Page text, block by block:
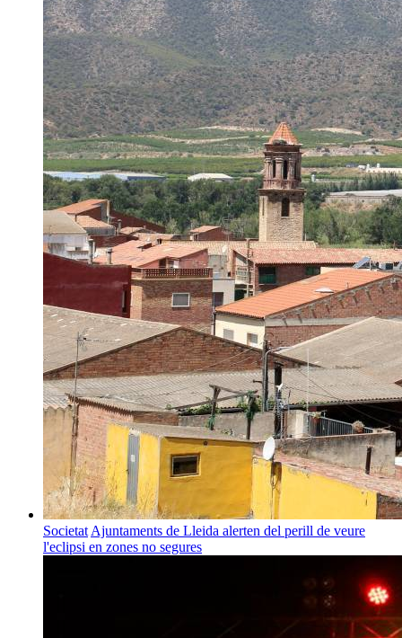
Societat Ajuntaments de Lleida alerten del perill de veure
l'eclipsi en zones no segures